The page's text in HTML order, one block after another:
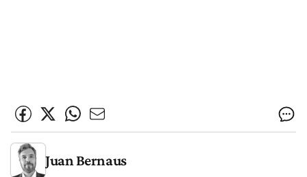
Juan Bernaus